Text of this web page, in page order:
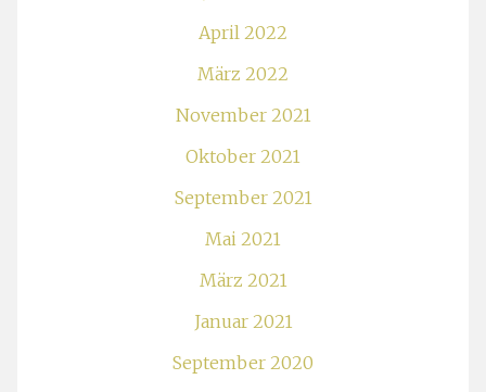
April 2022
März 2022
November 2021
Oktober 2021
September 2021
Mai 2021
März 2021
Januar 2021
September 2020